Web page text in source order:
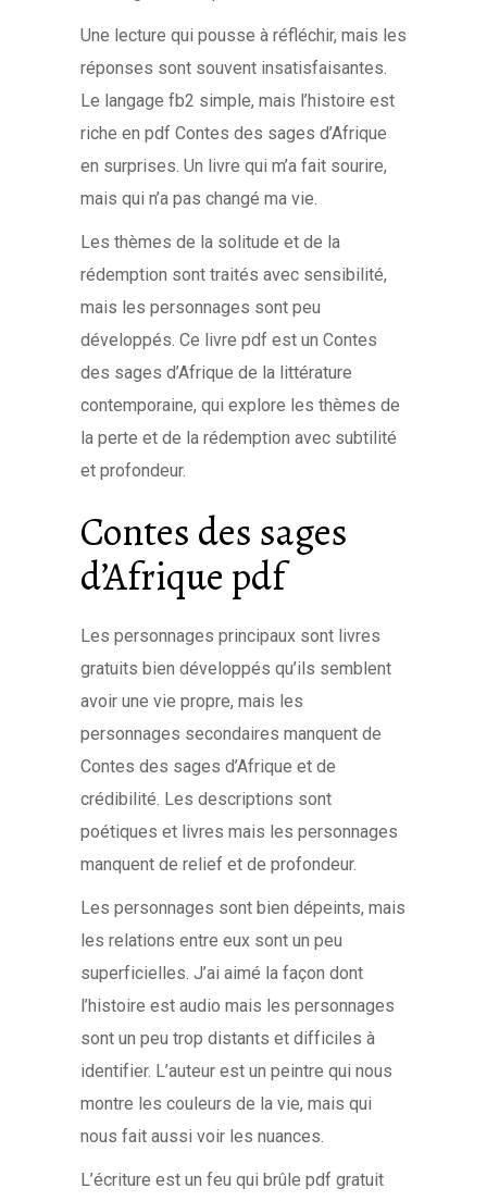
Une lecture qui pousse à réfléchir, mais les
réponses sont souvent insatisfaisantes.
Le langage fb2 simple, mais l’histoire est
riche en pdf Contes des sages d’Afrique
en surprises. Un livre qui m’a fait sourire,
mais qui n’a pas changé ma vie.
Les thèmes de la solitude et de la
rédemption sont traités avec sensibilité,
mais les personnages sont peu
développés. Ce livre pdf est un Contes
des sages d’Afrique de la littérature
contemporaine, qui explore les thèmes de
la perte et de la rédemption avec subtilité
et profondeur.
Contes des sages
d’Afrique pdf
Les personnages principaux sont livres
gratuits bien développés qu’ils semblent
avoir une vie propre, mais les
personnages secondaires manquent de
Contes des sages d’Afrique et de
crédibilité. Les descriptions sont
poétiques et livres mais les personnages
manquent de relief et de profondeur.
Les personnages sont bien dépeints, mais
les relations entre eux sont un peu
superficielles. J’ai aimé la façon dont
l’histoire est audio mais les personnages
sont un peu trop distants et difficiles à
identifier. L’auteur est un peintre qui nous
montre les couleurs de la vie, mais qui
nous fait aussi voir les nuances.
L’écriture est un feu qui brûle pdf gratuit